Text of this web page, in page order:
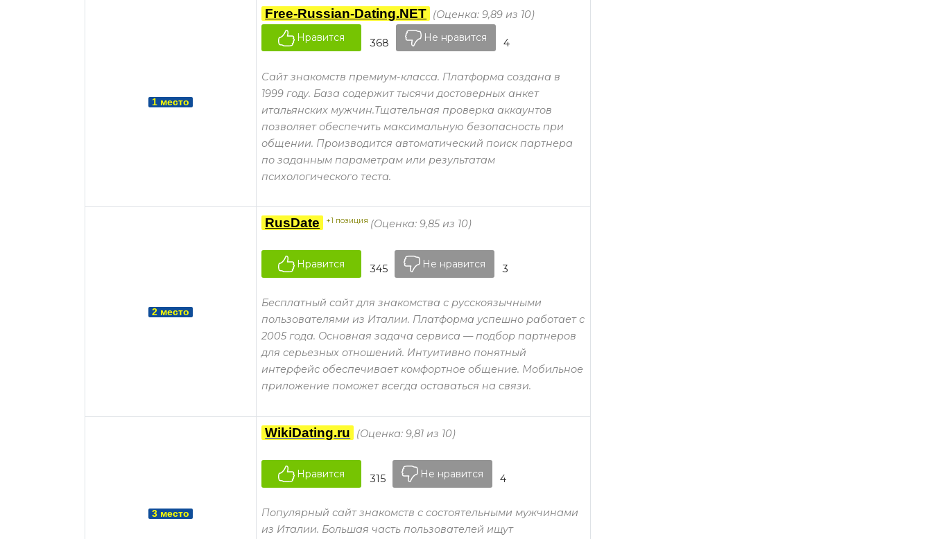
1 место
Free-Russian-Dating.NET (Оценка: 9,89 из 10)
Нравится
368 Не нравится 4
Сайт знакомств премиум-класса. Платформа создана в
1999 году. База содержит тысячи достоверных анкет
итальянских мужчин.Тщательная проверка аккаунтов
позволяет обеспечить максимальную безопасность при
общении. Производится автоматический поиск партнера
по заданным параметрам или результатам
психологического теста.
2 место
RusDate +1 позиция (Оценка: 9,85 из 10)
Нравится 345 Не нравится 3
Бесплатный сайт для знакомства с русскоязычными
пользователями из Италии. Платформа успешно работает с
2005 года. Основная задача сервиса — подбор партнеров
для серьезных отношений. Интуитивно понятный
интерфейс обеспечивает комфортное общение. Мобильное
приложение поможет всегда оставаться на связи.
3 место
WikiDating.ru (Оценка: 9,81 из 10)
Нравится 315 Не нравится 4
Популярный сайт знакомств с состоятельными мужчинами
из Италии. Большая часть пользователей ищут